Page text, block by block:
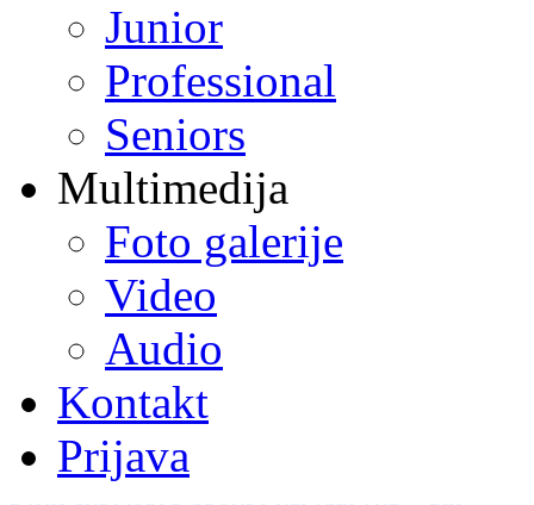
Junior
Professional
Seniors
Multimedija
Foto galerije
Video
Audio
Kontakt
Prijava